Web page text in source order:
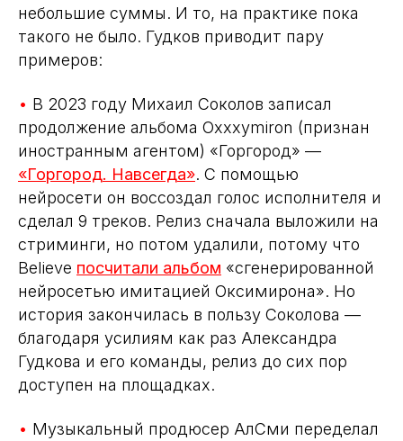
небольшие суммы. И то, на практике пока
такого не было. Гудков приводит пару
примеров:
• В 2023 году Михаил Соколов записал
продолжение альбома Oxxxymiron (признан
иностранным агентом) «Горгород» —
«Горгород. Навсегда». С помощью
нейросети он воссоздал голос исполнителя и
сделал 9 треков. Релиз сначала выложили на
стриминги, но потом удалили, потому что
Believe посчитали альбом «сгенерированной
нейросетью имитацией Оксимирона». Но
история закончилась в пользу Соколова —
благодаря усилиям как раз Александра
Гудкова и его команды, релиз до сих пор
доступен на площадках.
• Музыкальный продюсер АлСми переделал